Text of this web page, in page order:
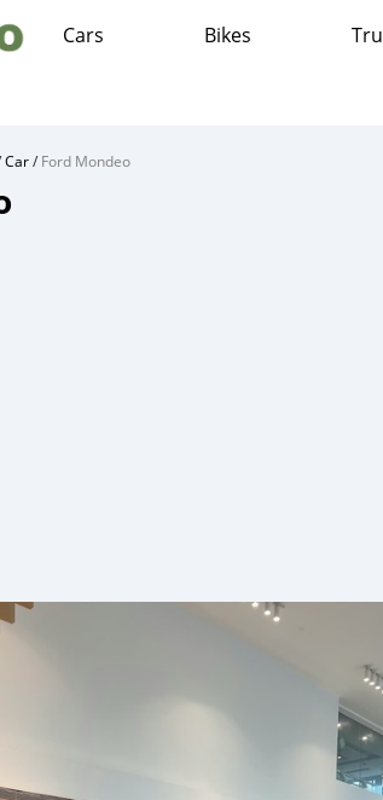
Cars Bikes
Car/Ford Mondeo